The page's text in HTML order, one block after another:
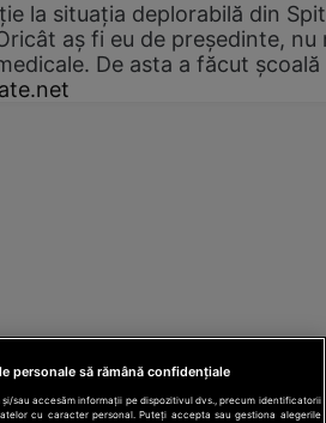
la situația deplorabilă din
aș fi eu de președinte, nu
De asta a făcut școală
personale să rămână confidențiale
și/sau accesăm informații pe dispozitivul dvs., precum identificatorii
cu caracter personal. Puteți accepta sau gestiona alegerile